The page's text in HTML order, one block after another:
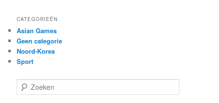
CATEGORIEËN
Asian Games
Geen categorie
Noord-Korea
Sport
o